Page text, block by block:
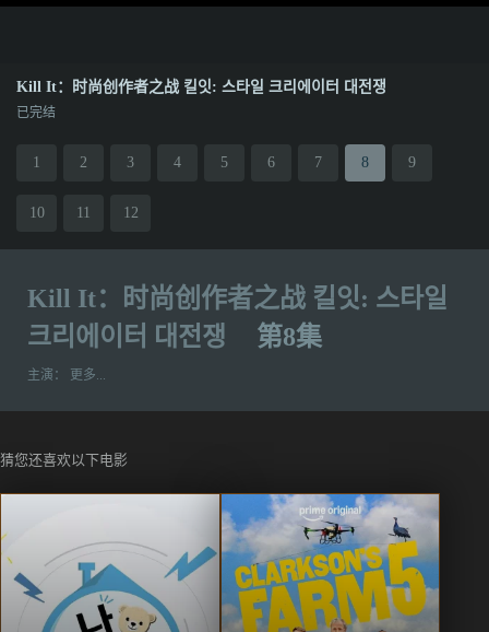
Kill It：时尚创作者之战 킬잇: 스타일 크리에이터 대전쟁
已完结
1 2 3 4 5 6 7 8 9
10 11 12
Kill It：时尚创作者之战 킬잇: 스타일
크리에이터 대전쟁
第8集
主演： 更多...
猜您还喜欢以下电影